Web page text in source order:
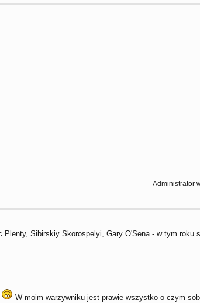
Administrator
Sibirskiy Skorospelyi, Gary O'Sena - w tym roku
W moim warzywniku jest prawie wszystko o czym